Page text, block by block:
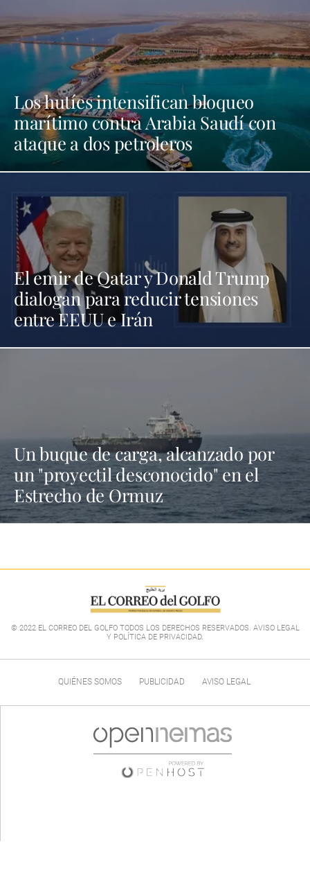
Los hutíes intensifican bloqueo
marítimo contra Arabia Saudí con
ataque a dos petroleros
El emir de Qatar y Donald Trump
dialogan para reducir tensiones
entre EEUU e Irán
Un buque de carga, alcanzado por
un "proyectil desconocido" en el
Estrecho de Ormuz
© 2022 EL CORREO DEL GOLFO TODOS LOS DERECHOS RESERVADOS. AVISO LEGAL
Y POLÍTICA DE PRIVACIDAD.
QUIÉNES SOMOS PUBLICIDAD AVISO LEGAL